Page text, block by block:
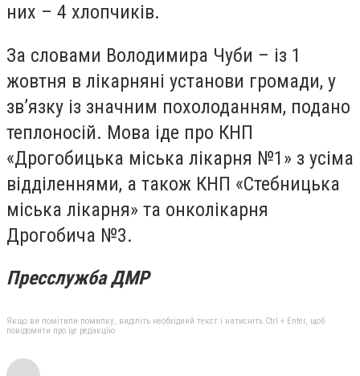
них – 4 хлопчиків.
За словами Володимира Чуби – із 1
жовтня в лікарняні установи громади, у
зв’язку із значним похолоданням, подано
теплоносій. Мова іде про КНП
«Дрогобицька міська лікарня №1» з усіма
відділеннями, а також КНП «Стебницька
міська лікарня» та онколікарня
Дрогобича №3.
Пресслужба ДМР
Якщо ви помітили помилку, виділіть необхідний текст і натисніть Ctrl + Enter, щоб
повідомити про це редакцію